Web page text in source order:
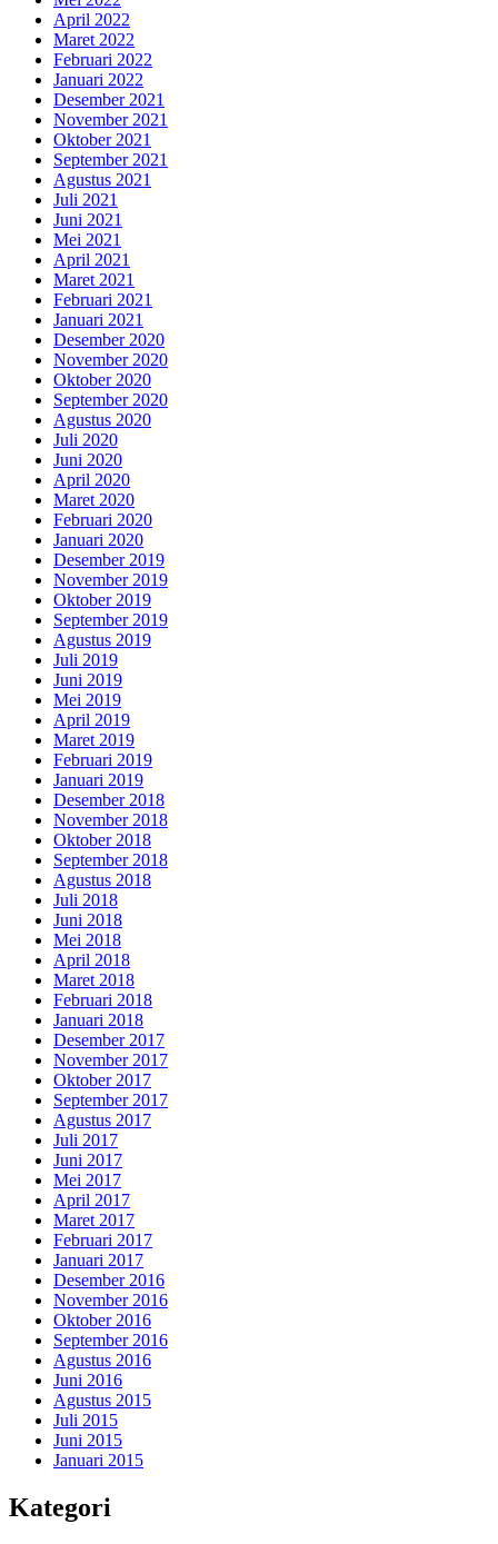
April 2022
Maret 2022
Februari 2022
Januari 2022
Desember 2021
November 2021
Oktober 2021
September 2021
Agustus 2021
Juli 2021
Juni 2021
Mei 2021
April 2021
Maret 2021
Februari 2021
Januari 2021
Desember 2020
November 2020
Oktober 2020
September 2020
Agustus 2020
Juli 2020
Juni 2020
April 2020
Maret 2020
Februari 2020
Januari 2020
Desember 2019
November 2019
Oktober 2019
September 2019
Agustus 2019
Juli 2019
Juni 2019
Mei 2019
April 2019
Maret 2019
Februari 2019
Januari 2019
Desember 2018
November 2018
Oktober 2018
September 2018
Agustus 2018
Juli 2018
Juni 2018
Mei 2018
April 2018
Maret 2018
Februari 2018
Januari 2018
Desember 2017
November 2017
Oktober 2017
September 2017
Agustus 2017
Juli 2017
Juni 2017
Mei 2017
April 2017
Maret 2017
Februari 2017
Januari 2017
Desember 2016
November 2016
Oktober 2016
September 2016
Agustus 2016
Juni 2016
Agustus 2015
Juli 2015
Juni 2015
Januari 2015
Kategori